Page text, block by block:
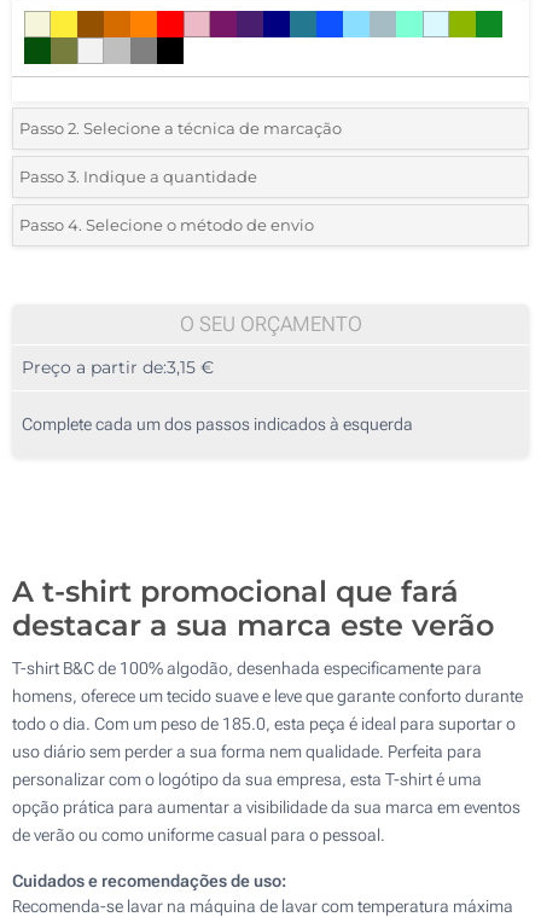
Passo 2. Selecione a técnica de marcação
*Selecione o tipo de marcação e as cores do logotipo:
1 Cor (Num lado)
Passo 3. Indique a quantidade
*Pedido mínimo 10 (total de pedido)
Calcular preço
Passo 4. Selecione o método de envio
O SEU ORÇAMENTO
Preço a partir de:3,15 €
Complete cada um dos passos indicados à esquerda
A t-shirt promocional que fará
destacar a sua marca este verão
T-shirt B&C de 100% algodão, desenhada especificamente para
homens, oferece um tecido suave e leve que garante conforto durante
todo o dia. Com um peso de 185.0, esta peça é ideal para suportar o
uso diário sem perder a sua forma nem qualidade. Perfeita para
personalizar com o logótipo da sua empresa, esta T-shirt é uma
opção prática para aumentar a visibilidade da sua marca em eventos
de verão ou como uniforme casual para o pessoal.
Cuidados e recomendações de uso:
Recomenda-se lavar na máquina de lavar com temperatura máxima